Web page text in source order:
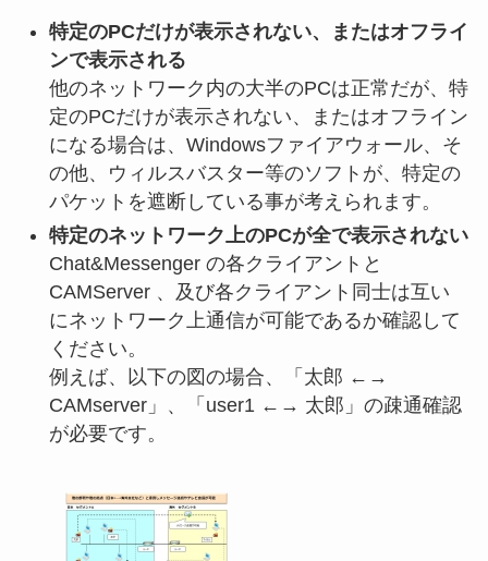
特定のPCだけが表示されない、またはオフライ
ンで表示される
他のネットワーク内の大半のPCは正常だが、特
定のPCだけが表示されない、またはオフライン
になる場合は、Windowsファイアウォール、そ
の他、ウィルスバスター等のソフトが、特定の
パケットを遮断している事が考えられます。
特定のネットワーク上のPCが全で表示されない
Chat&Messenger の各クライアントと
CAMServer 、及び各クライアント同士は互い
にネットワーク上通信が可能であるか確認して
ください。
例えば、以下の図の場合、「太郎 ←→
CAMserver」、「user1 ←→ 太郎」の疎通確認
が必要です。